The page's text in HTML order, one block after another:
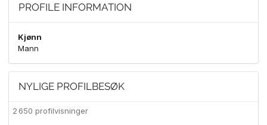
PROFILE INFORMATION
Kjønn
Mann
NYLIGE PROFILBESØK
2 650 profilvisninger